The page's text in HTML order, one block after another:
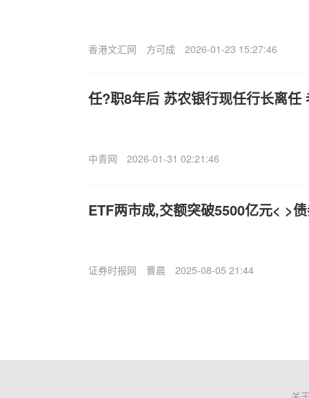
香港文汇网 方可成 2026-01-23 15:27:46
任?职8年后 苏农银行现任行长离任
中青网 2026-01-31 02:21:46
ETF两市成,交额突破5500亿元< >
证券时报网 曹晨 2025-08-05 21:44